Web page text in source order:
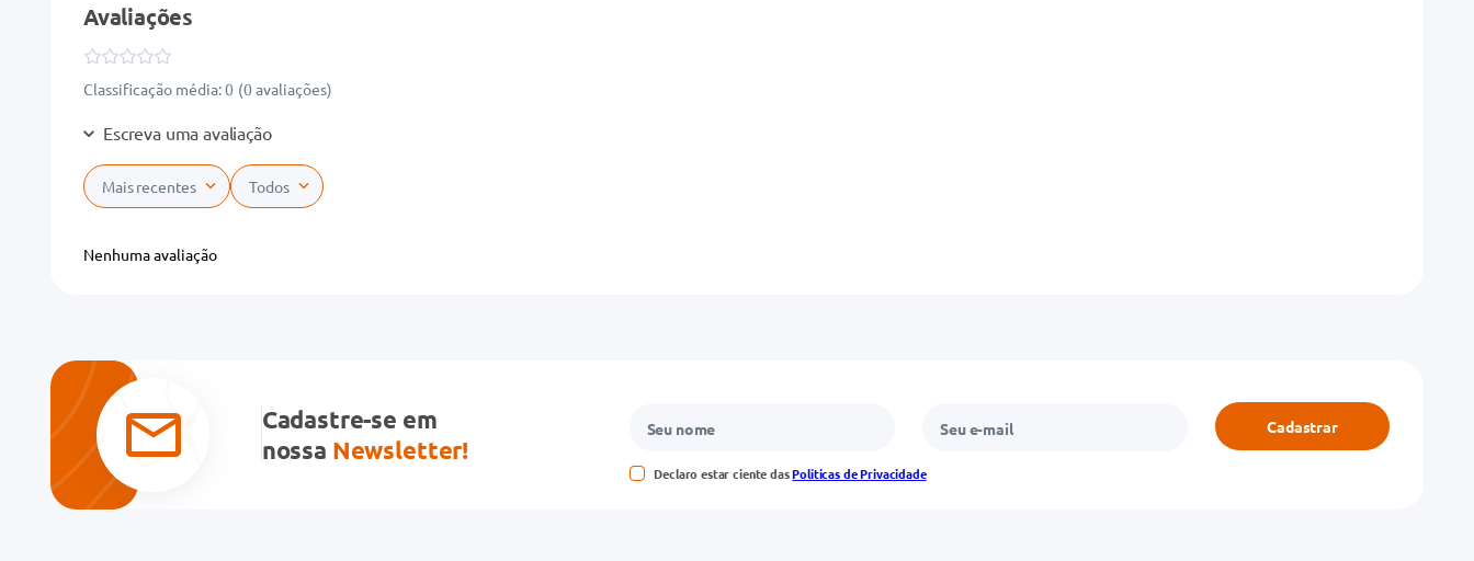
Avaliações
Classificação média: 0 (0 avaliações)
Escreva uma avaliação
Adicionar avaliação
Avalie o produto de 1 a 5 estrelas
★★★
Seu nome
Mais recentes Todos
Nenhuma avaliação
Cadastre-se em
nossa Newsletter!
Declaro estar ciente dasPolíticas de Privacidade
Cadastrar